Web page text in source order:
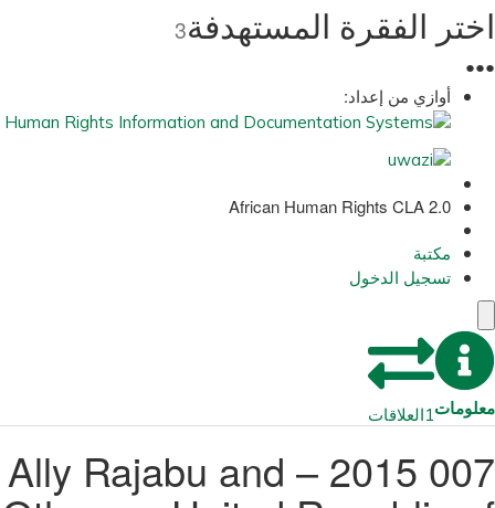
اختر الفقرة المستهدفة3
●
●
●
أوازي من إعداد:
African Human Rights CLA 2.0
مكتبة
تسجيل الدخول
معلومات1العلاقات
007 2015 – Ally Rajabu and